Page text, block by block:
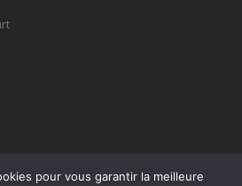
pour vous garantir la meilleure